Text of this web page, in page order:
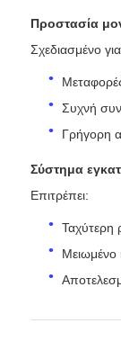
Προστασία
Σχεδιασμένο
Συχνή
Γρήγορη
Σύστημα
Επιτρέπει:
Ταχύτερη
Μειωμένο